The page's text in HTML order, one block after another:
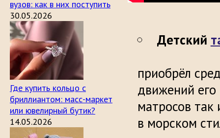
вузов: как в них поступить
30.05.2026
Где купить кольцо с
бриллиантом: масс-маркет
или ювелирный бутик?
14.05.2026
Детский
приобрёл
движений его
матросов
в морском